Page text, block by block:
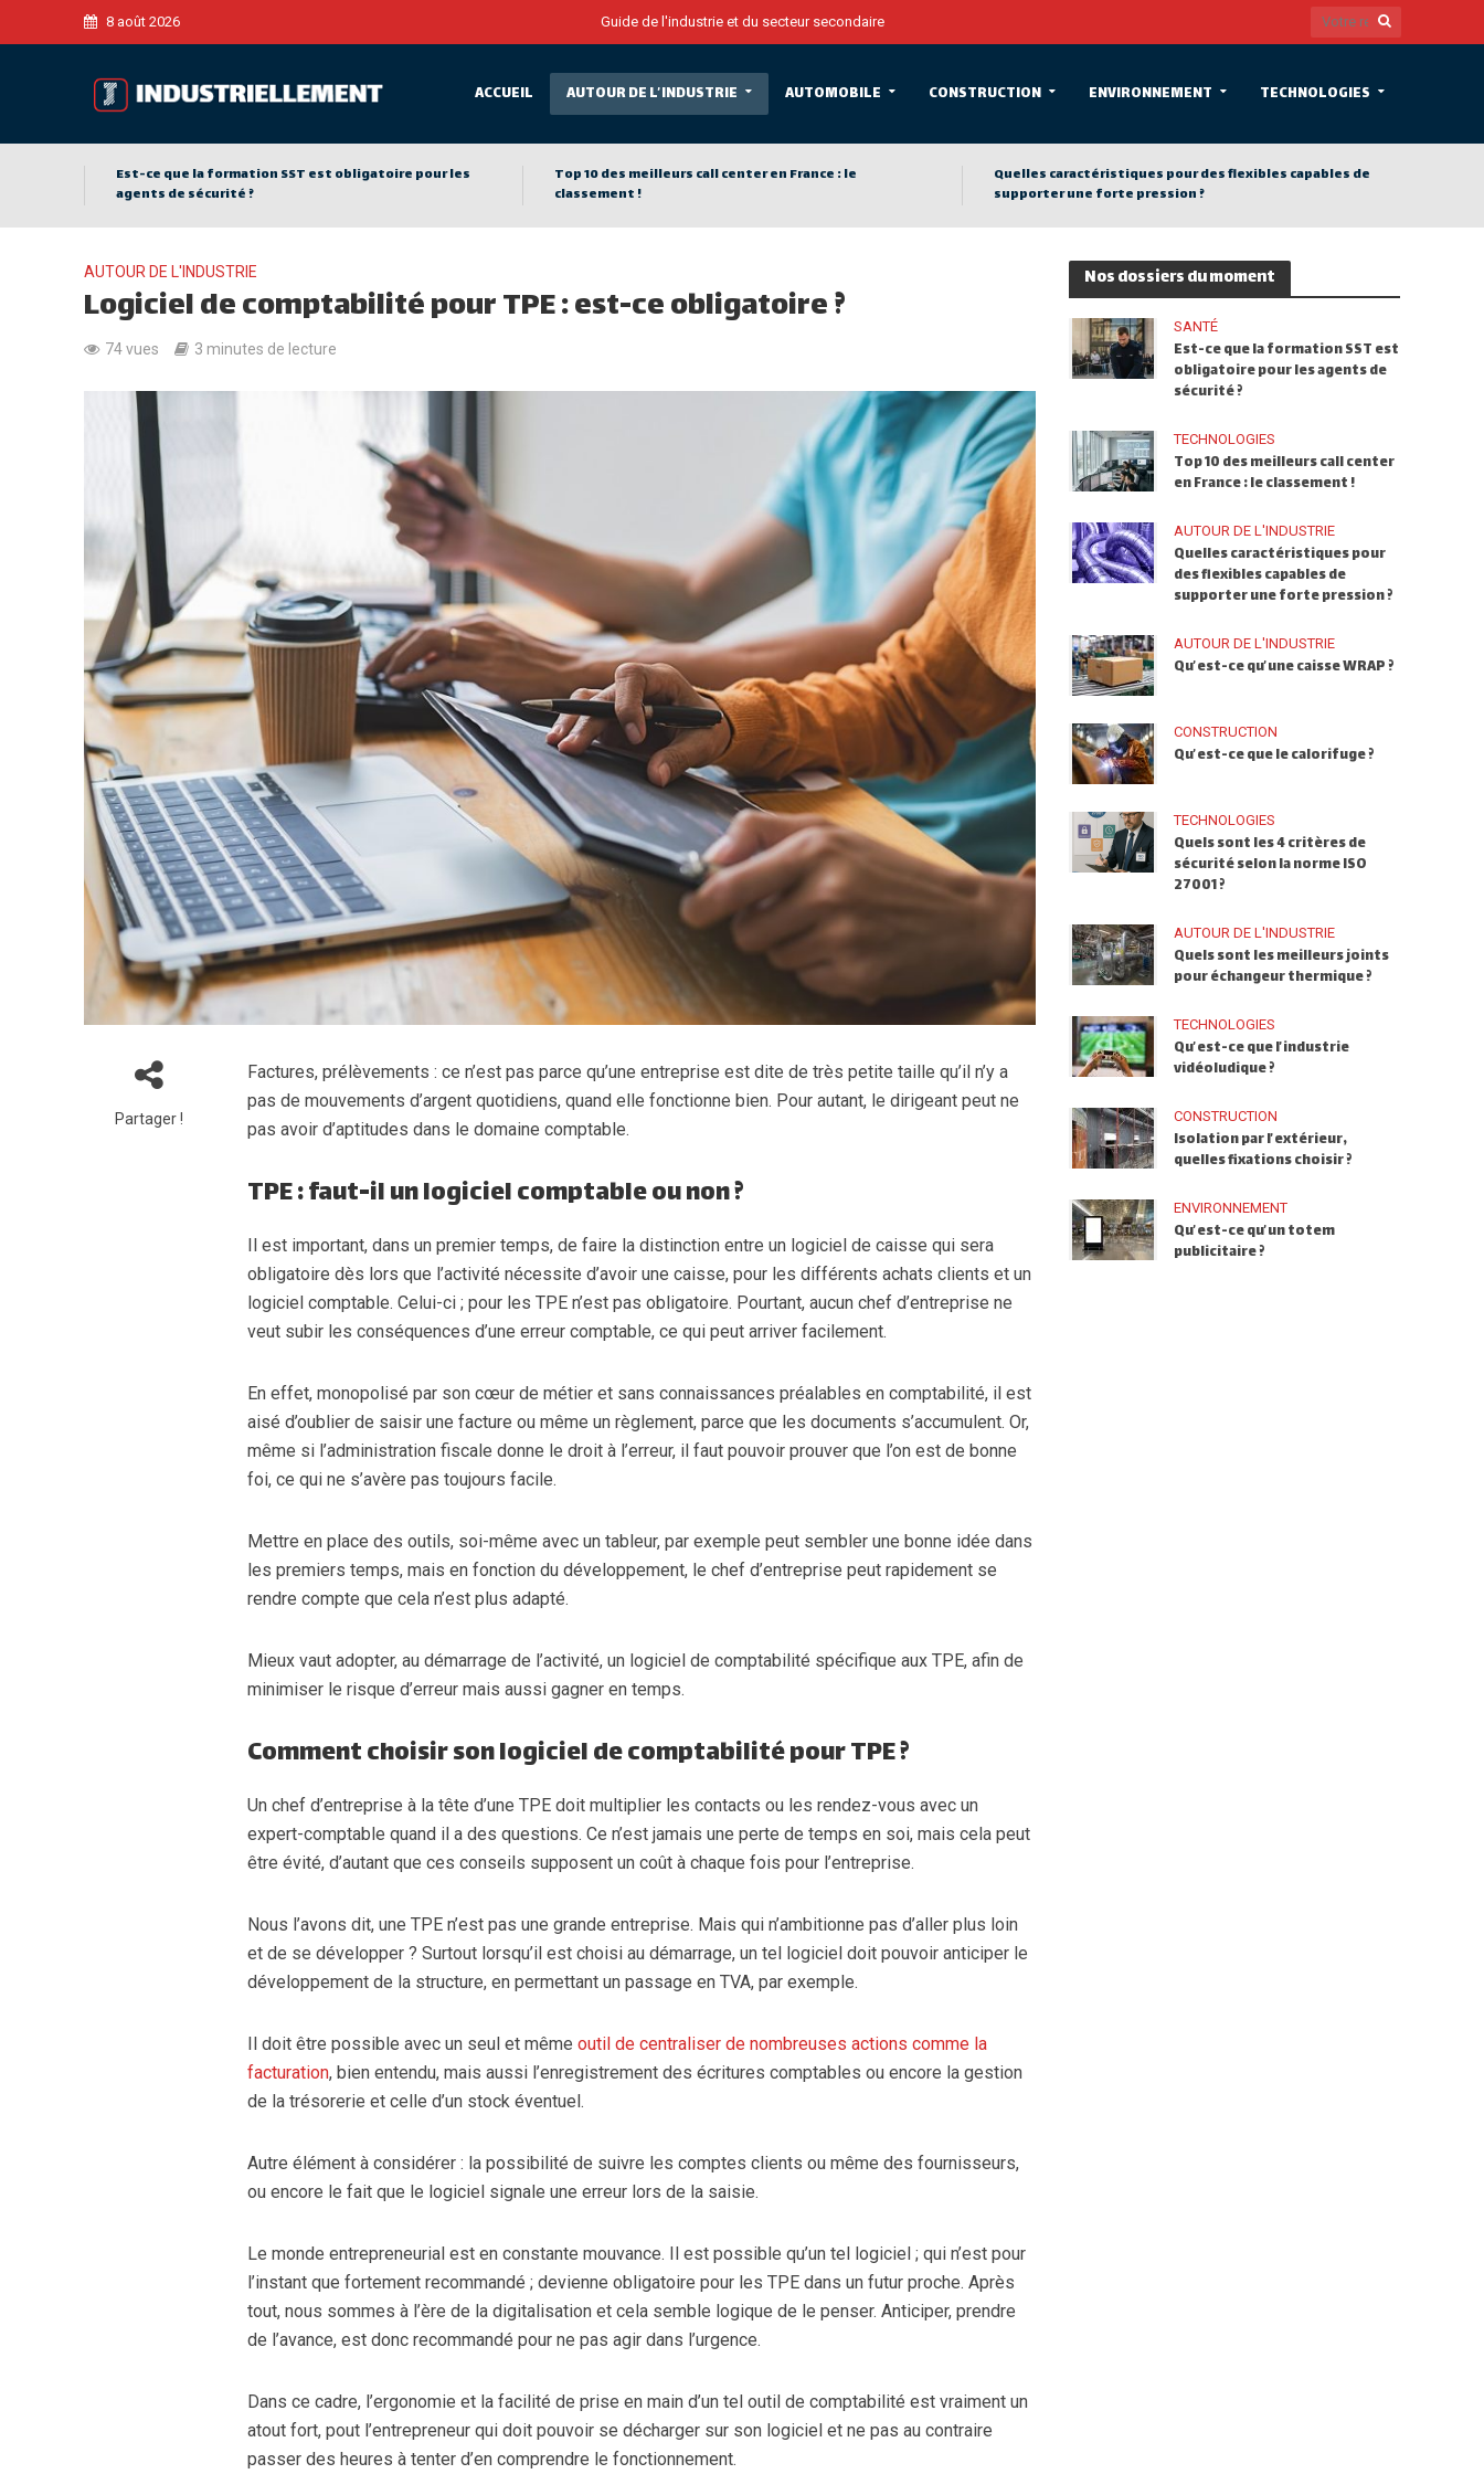
8 août 2026 Guide de l'industrie et du secteur secondaire
ACCUEIL AUTOUR DE L’INDUSTRIE AUTOMOBILE CONSTRUCTION ENVIRONNEMENT TECHNOLOGIES
Est-ce que la formation SST est obligatoire pour les
agents de sécurité ?
Top 10 des meilleurs call center en France : le
classement !
Quelles caractéristiques pour des flexibles capables de
supporter une forte pression ?
AUTOUR DE L'INDUSTRIE
Logiciel de comptabilité pour TPE : est-ce obligatoire ?
74 vues 3 minutes de lecture
Partager !
Factures, prélèvements : ce n’est pas parce qu’une entreprise est dite de très petite taille qu’il n’y a
pas de mouvements d’argent quotidiens, quand elle fonctionne bien. Pour autant, le dirigeant peut ne
pas avoir d’aptitudes dans le domaine comptable.
TPE : faut-il un logiciel comptable ou non ?
Il est important, dans un premier temps, de faire la distinction entre un logiciel de caisse qui sera
obligatoire dès lors que l’activité nécessite d’avoir une caisse, pour les différents achats clients et un
logiciel comptable. Celui-ci ; pour les TPE n’est pas obligatoire. Pourtant, aucun chef d’entreprise ne
veut subir les conséquences d’une erreur comptable, ce qui peut arriver facilement.
En effet, monopolisé par son cœur de métier et sans connaissances préalables en comptabilité, il est
aisé d’oublier de saisir une facture ou même un règlement, parce que les documents s’accumulent. Or,
même si l’administration fiscale donne le droit à l’erreur, il faut pouvoir prouver que l’on est de bonne
foi, ce qui ne s’avère pas toujours facile.
Mettre en place des outils, soi-même avec un tableur, par exemple peut sembler une bonne idée dans
les premiers temps, mais en fonction du développement, le chef d’entreprise peut rapidement se
rendre compte que cela n’est plus adapté.
Mieux vaut adopter, au démarrage de l’activité, un logiciel de comptabilité spécifique aux TPE, afin de
minimiser le risque d’erreur mais aussi gagner en temps.
Comment choisir son logiciel de comptabilité pour TPE ?
Un chef d’entreprise à la tête d’une TPE doit multiplier les contacts ou les rendez-vous avec un
expert-comptable quand il a des questions. Ce n’est jamais une perte de temps en soi, mais cela peut
être évité, d’autant que ces conseils supposent un coût à chaque fois pour l’entreprise.
Nous l’avons dit, une TPE n’est pas une grande entreprise. Mais qui n’ambitionne pas d’aller plus loin
et de se développer ? Surtout lorsqu’il est choisi au démarrage, un tel logiciel doit pouvoir anticiper le
développement de la structure, en permettant un passage en TVA, par exemple.
Il doit être possible avec un seul et mêmeoutil de centraliser de nombreuses actions comme la
facturation, bien entendu, mais aussi l’enregistrement des écritures comptables ou encore la gestion
de la trésorerie et celle d’un stock éventuel.
Autre élément à considérer : la possibilité de suivre les comptes clients ou même des fournisseurs,
ou encore le fait que le logiciel signale une erreur lors de la saisie.
Le monde entrepreneurial est en constante mouvance. Il est possible qu’un tel logiciel ; qui n’est pour
l’instant que fortement recommandé ; devienne obligatoire pour les TPE dans un futur proche. Après
tout, nous sommes à l’ère de la digitalisation et cela semble logique de le penser. Anticiper, prendre
de l’avance, est donc recommandé pour ne pas agir dans l’urgence.
Dans ce cadre, l’ergonomie et la facilité de prise en main d’un tel outil de comptabilité est vraiment un
atout fort, pout l’entrepreneur qui doit pouvoir se décharger sur son logiciel et ne pas au contraire
passer des heures à tenter d’en comprendre le fonctionnement.
Nos dossiers du moment
SANTÉ
Est-ce que la formation SST est
obligatoire pour les agents de
sécurité ?
TECHNOLOGIES
Top 10 des meilleurs call center
en France : le classement !
AUTOUR DE L'INDUSTRIE
Quelles caractéristiques pour
des flexibles capables de
supporter une forte pression ?
AUTOUR DE L'INDUSTRIE
Qu’est-ce qu’une caisse WRAP ?
CONSTRUCTION
Qu’est-ce que le calorifuge ?
TECHNOLOGIES
Quels sont les 4 critères de
sécurité selon la norme ISO
27001 ?
AUTOUR DE L'INDUSTRIE
Quels sont les meilleurs joints
pour échangeur thermique ?
TECHNOLOGIES
Qu’est-ce que l’industrie
vidéoludique ?
CONSTRUCTION
Isolation par l’extérieur,
quelles fixations choisir ?
ENVIRONNEMENT
Qu’est-ce qu’un totem
publicitaire ?